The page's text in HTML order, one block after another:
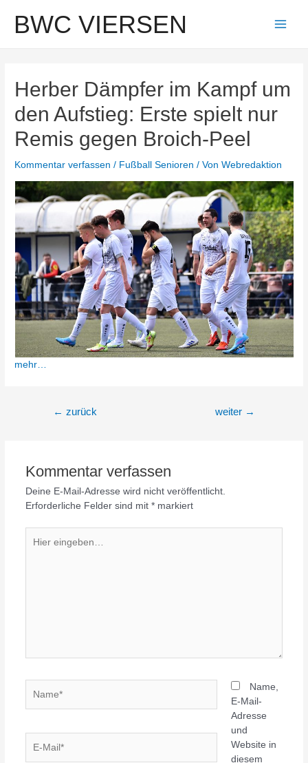
Inhalt
springen
BWC VIERSEN
Herber Dämpfer im Kampf um
den Aufstieg: Erste spielt nur
Remis gegen Broich-Peel
Kommentar verfassen / Fußball Senioren / VonWebredaktion
mehr…
Beitragsnavigation
← zurück weiter →
Kommentar verfassen
Deine E-Mail-Adresse wird nicht veröffentlicht.
Erforderliche Felder sind mit *markiert
eingeben…
Mail*
Name,
E-Mail-
Adresse
und
Website in
diesem